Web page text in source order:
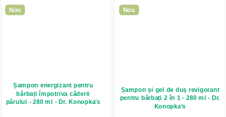
Nou
Șampon energizant pentru
bărbați împotriva căderii
părului - 280 ml - Dr. Konopka's
Nou
Șampon și gel de duș revigorant
pentru bărbați 2 în 1 - 280 ml - Dr.
Konopka's